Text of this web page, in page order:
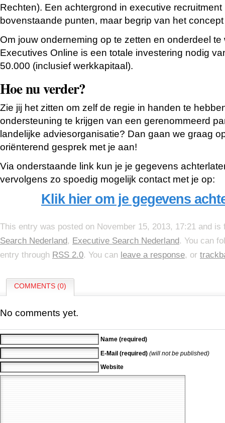
Rechten). Een achtergrond in executive
bovenstaande punten, maar begrip van het
Om jouw onderneming op te zetten en onderdeel te
Executives Online is een totale investering nodig
50.000 (inclusief werkkapitaal).
Hoe nu verder?
Zie jij het zitten om zelf de regie in handen te
ondersteuning te krijgen van een gerenommeerd
landelijke adviesorganisatie? Dan gaan we graag
oriënterend gesprek met je aan!
Via onderstaande link kun je je gegevens
vervolgens zo spoedig mogelijk contact met je op:
Klik hier om je gegevens
This entry was posted on November 15, 2013, 17:21 and
Search Nederland, Executive Search Nederland. You can
entry through RSS 2.0. You can leave a response, or
COMMENTS (0)
No comments yet.
Name (required)
E-Mail (required) (will not be published)
Website